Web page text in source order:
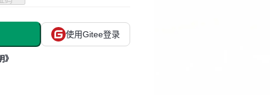
使用Gitee登录
》